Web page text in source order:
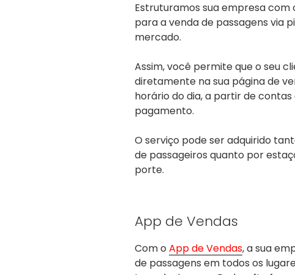
Estruturamos sua empresa
para a venda de passagens via
mercado.
Assim, você permite que o seu
diretamente na sua página de
horário do dia, a partir de
pagamento.
O serviço pode ser adquirido
de passageiros quanto por
porte.
App de Vendas
Com o App de Vendas, a sua
de passagens em todos os